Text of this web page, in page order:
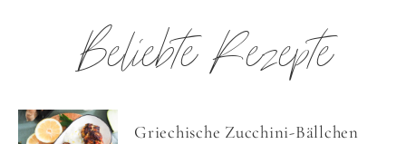
Beliebte Rezepte
Griechische Zucchini-Bällchen